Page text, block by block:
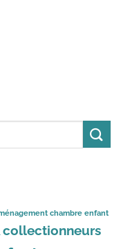
chambre enfant
collectionneurs